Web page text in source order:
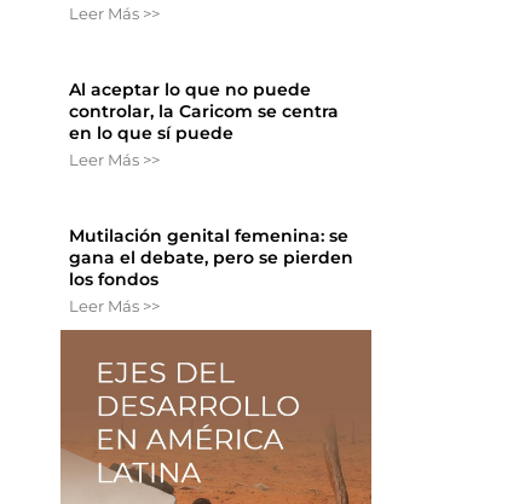
Leer Más >>
Al aceptar lo que no puede
controlar, la Caricom se centra
en lo que sí puede
Leer Más >>
Mutilación genital femenina: se
gana el debate, pero se pierden
los fondos
Leer Más >>